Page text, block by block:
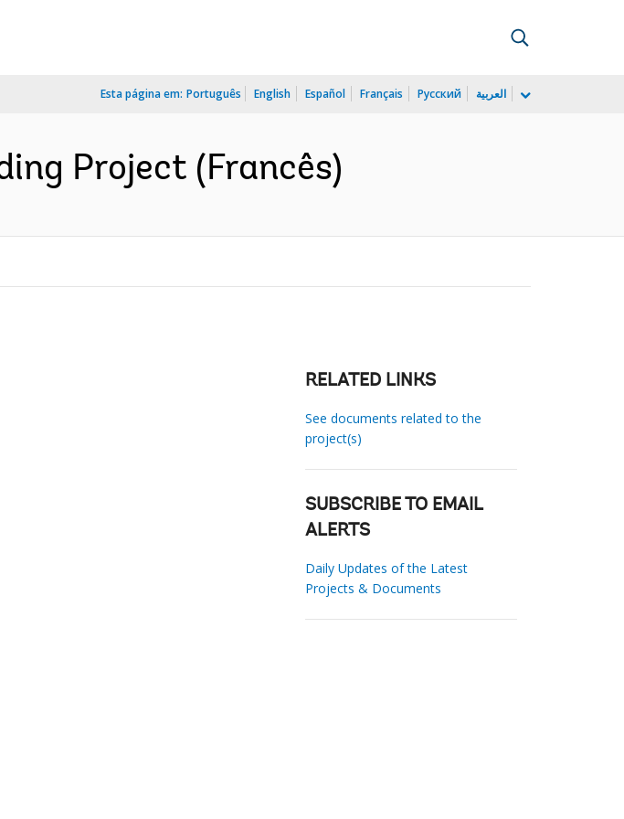
Esta página em: Português English Español Français Русский العربية
Project (Francês)
RELATED LINKS
See documents related to the
project(s)
SUBSCRIBE TO EMAIL
ALERTS
Daily Updates of the Latest
Projects & Documents